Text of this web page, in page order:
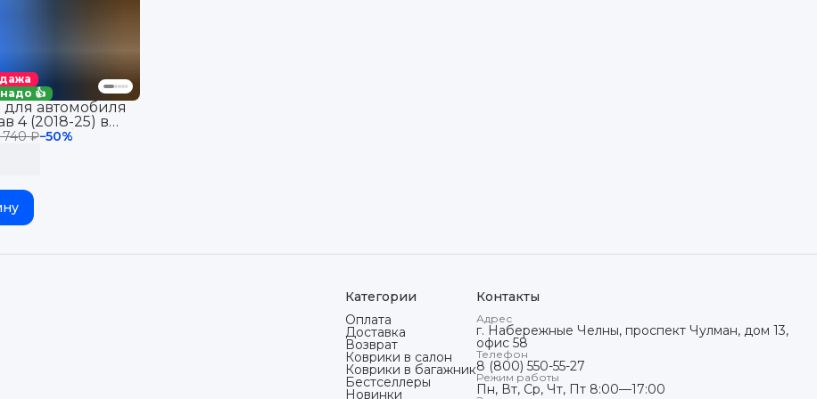
👍
740 ₽−50%
автомобиля
4 (2018-25) в
автомобиля
Категории
Оплата
Доставка
Возврат
Коврики в салон
Коврики в багажник
Бестселлеры
Новинки
Контакты
Адрес
г. Набережные Челны, проспект Чулман, дом 13,
офис 58
Телефон
8 (800) 550-55-27
Режим работы
Пн, Вт, Ср, Чт, Пт 8:00—17:00